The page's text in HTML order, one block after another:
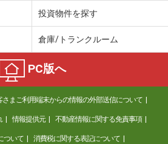
4.10万円
岐阜県瑞穂市牛牧
23.61m²
1K
投資物件を探す
倉庫/トランクルーム
PC版へ
さまご利用端末からの情報の外部送信について
情報提供元 不動産情報に関する免責事項
ついて 消費税に関する表記について